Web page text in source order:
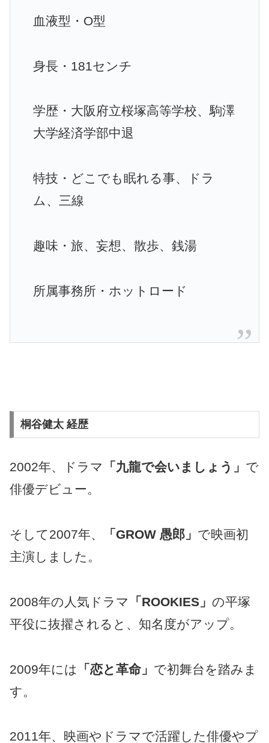
血液型・O型
身長・181センチ
学歴・大阪府立桜塚高等学校、駒澤
大学経済学部中退
特技・どこでも眠れる事、ドラ
ム、三線
趣味・旅、妄想、散歩、銭湯
所属事務所・ホットロード
桐谷健太 経歴
2002年、ドラマ 「九龍で会いましょう」 で
俳優デビュー。
そして2007年、 「GROW 愚郎」 で映画初
主演しました。
2008年の人気ドラマ 「ROOKIES」 の平塚
平役に抜擢されると、知名度がアップ。
2009年には 「恋と革命」 で初舞台を踏みま
す。
2011年、映画やドラマで活躍した俳優やプ